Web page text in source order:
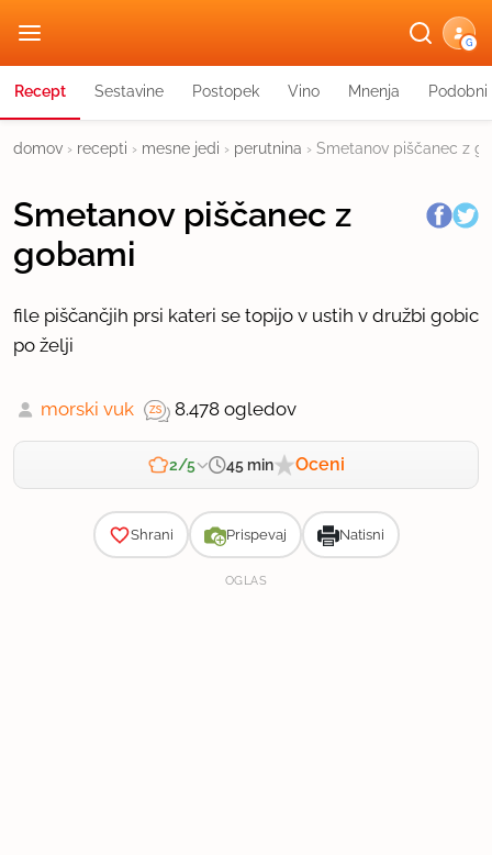
G
Recept Sestavine Postopek Vino Mnenja
domov › recepti › mesne jedi › perutnina › Smetanov piščanec z
Smetanov piščanec z
gobami
file piščančjih prsi kateri se topijo v ustih v družbi gobic
po želji
morski vuk 8.478 ogledov
2/5 45 min Oceni
Shrani Prispevaj Natisni
OGLAS